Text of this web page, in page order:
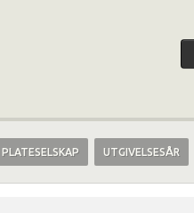
PLATESELSKAP UTGIVELSESÅR